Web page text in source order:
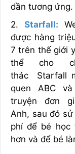
dần tương ứng.
2.
Starfall:
được hàng
7 trên thế giới
thể cho
thác Starfall
quen ABC
truyện đơn
Anh, sau đó
phí để bé học
hơn và để bé